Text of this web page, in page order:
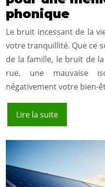
phonique
Le bruit incessant de la
votre tranquillité. Que ce
de la famille, le bruit de
rue, une mauvaise
négativement votre bien-
Lire la suite